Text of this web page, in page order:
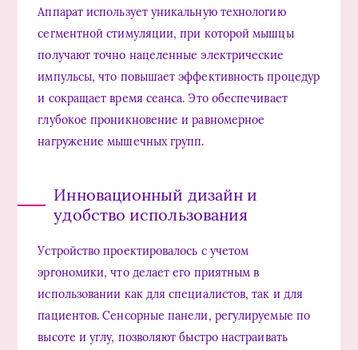
Аппарат использует уникальную технологию
сегментной стимуляции, при которой мышцы
получают точно нацеленные электрические
импульсы, что повышает эффективность процедур
и сокращает время сеанса. Это обеспечивает
глубокое проникновение и равномерное
нагружение мышечных групп.
Инновационный дизайн и
удобство использования
Устройство проектировалось с учетом
эргономики, что делает его приятным в
использовании как для специалистов, так и для
пациентов. Сенсорные панели, регулируемые по
высоте и углу, позволяют быстро настраивать